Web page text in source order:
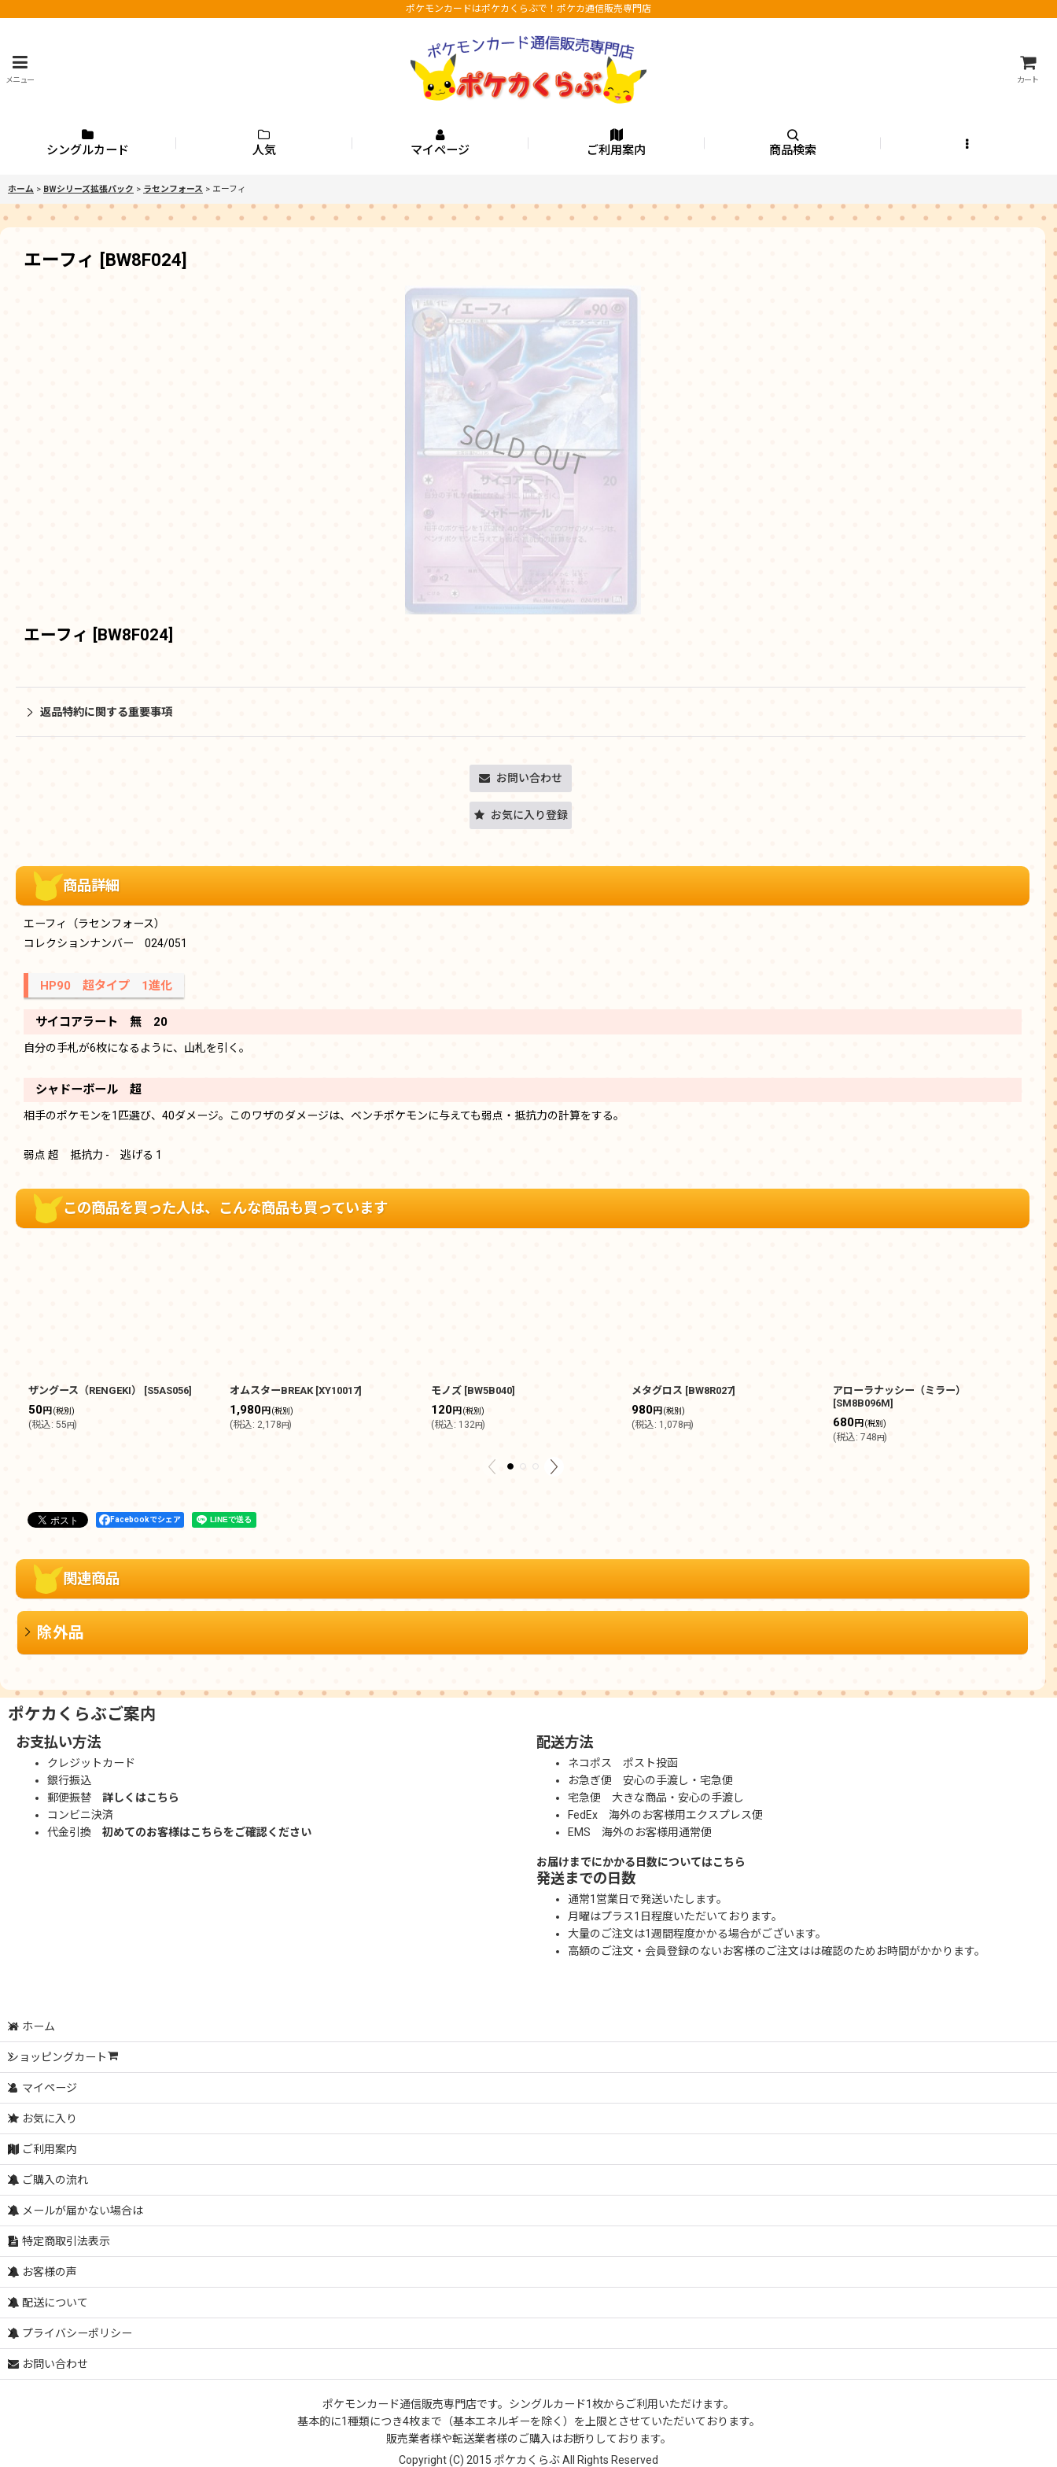
ポケモンカードはポケカくらぶで！ポケカ通信販売専門店
メニュー カート
シングルカード 人気 マイページ ご利用案内 商品検索
ホーム > BWシリーズ拡張パック > ラセンフォース > エーフィ
エーフィ [BW8F024]
エーフィ [BW8F024]
返品特約に関する重要事項
お問い合わせ
お気に入り登録
商品詳細
エーフィ（ラセンフォース）
コレクションナンバー 024/051
HP90 超タイプ 1進化
サイコアラート 無 20
自分の手札が6枚になるように、山札を引く。
シャドーボール 超
相手のポケモンを1匹選び、40ダメージ。このワザのダメージは、ベンチポケモンに与えても弱点・抵抗力の計算をする。
弱点 超 抵抗力 - 逃げる 1
この商品を買った人は、こんな商品も買っています
ザングース（RENGEKI） [S5AS056]
50円(税別)
(税込: 55円)
オムスターBREAK [XY10017]
1,980円 (税別)
(税込: 2,178円)
モノズ [BW5B040]
120円 (税別)
(税込: 132円)
メタグロス [BW8R027]
980円(税別)
(税込: 1,078円)
アローラナッシー（ミラー）
[SM8B096M]
680円(税別)
(税込: 748円)
ア
200
税込
Facebookでシェア
関連商品
除外品
ポケカくらぶご案内
お支払い方法
クレジットカード
銀行振込
郵便振替 詳しくはこちら
コンビニ決済
代金引換 初めてのお客様はこちらをご確認ください
配送方法
ネコポス ポスト投函
お急ぎ便 安心の手渡し・宅急便
宅急便 大きな商品・安心の手渡し
FedEx 海外のお客様用エクスプレス便
EMS 海外のお客様用通常便
お届けまでにかかる日数についてはこちら
発送までの日数
通常1営業日で発送いたします。
月曜はプラス1日程度いただいております。
大量のご注文は1週間程度かかる場合がございます。
高額のご注文・会員登録のないお客様のご注文はは確認のためお時間がかかります。
ホーム
ショッピングカート
マイページ
お気に入り
ご利用案内
ご購入の流れ
メールが届かない場合は
特定商取引法表示
お客様の声
配送について
プライバシーポリシー
お問い合わせ
ポケモンカード通信販売専門店です。シングルカード1枚からご利用いただけます。
基本的に1種類につき4枚まで（基本エネルギーを除く）を上限とさせていただいております。
販売業者様や転送業者様のご購入はお断りしております。
Copyright (C) 2015 ポケカくらぶ All Rights Reserved